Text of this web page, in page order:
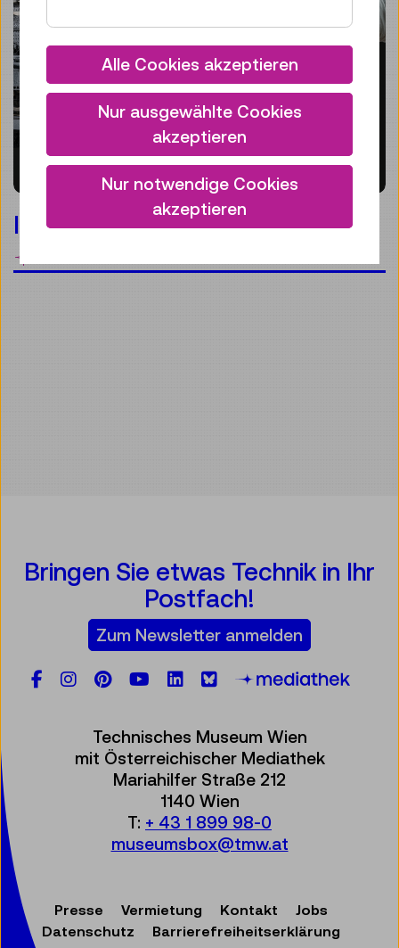
Im Bann der Bahn
Bringen Sie etwas Technik in Ihr
Postfach!
Zum Newsletter anmelden
Facebook
Instagram
Pinterest
YouTube
LinkedIn
Bluesky
Technisches Museum Wien
mit Österreichischer Mediathek
Mariahilfer Straße 212
1140 Wien
T: + 43 1 899 98-0
museumsbox@tmw.at
Presse Vermietung Kontakt
Jobs
Datenschutz
Barrierefreiheitserklärung
Alle Cookies akzeptieren
Nur ausgewählte Cookies
akzeptieren
Nur notwendige Cookies
akzeptieren